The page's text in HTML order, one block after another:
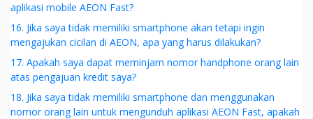
aplikasi mobile AEON Fast?
16. Jika saya tidak memiliki smartphone akan tetapi ingin
mengajukan cicilan di AEON, apa yang harus dilakukan?
17. Apakah saya dapat meminjam nomor handphone orang lain
atas pengajuan kredit saya?
18. Jika saya tidak memiliki smartphone dan menggunakan
nomor orang lain untuk mengunduh aplikasi AEON Fast, apakah